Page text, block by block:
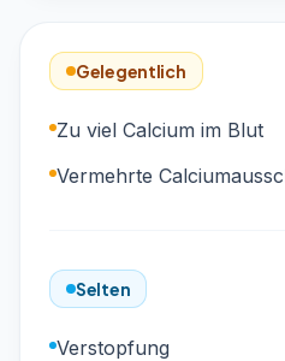
Gelegentlich
Zu viel Calcium im Blut
Vermehrte
Selten
Verstopfung